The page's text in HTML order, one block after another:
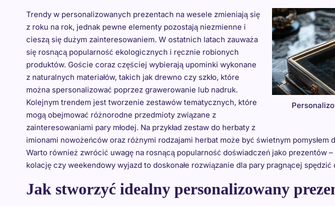
Trendy w personalizowanych prezentach na wesele zmieniają się
z roku na rok, jednak pewne elementy pozostają niezmienne i
cieszą się dużym zainteresowaniem. W ostatnich latach zauważa
się rosnącą popularność ekologicznych i ręcznie robionych
produktów. Goście coraz częściej wybierają upominki wykonane
z naturalnych materiałów, takich jak drewno czy szkło, które
można spersonalizować poprzez grawerowanie lub nadruk.
Kolejnym trendem jest tworzenie zestawów tematycznych, które
mogą obejmować różnorodne przedmioty związane z
zainteresowaniami pary młodej. Na przykład zestaw do herbaty z
imionami nowożeńców oraz różnymi rodzajami herbat może być świetnym pomysłem
Warto również zwrócić uwagę na rosnącą popularność doświadczeń jako prezentów
kolację czy weekendowy wyjazd to doskonałe rozwiązanie dla pary pragnącej spędzić
Jak stworzyć idealny personalizowany